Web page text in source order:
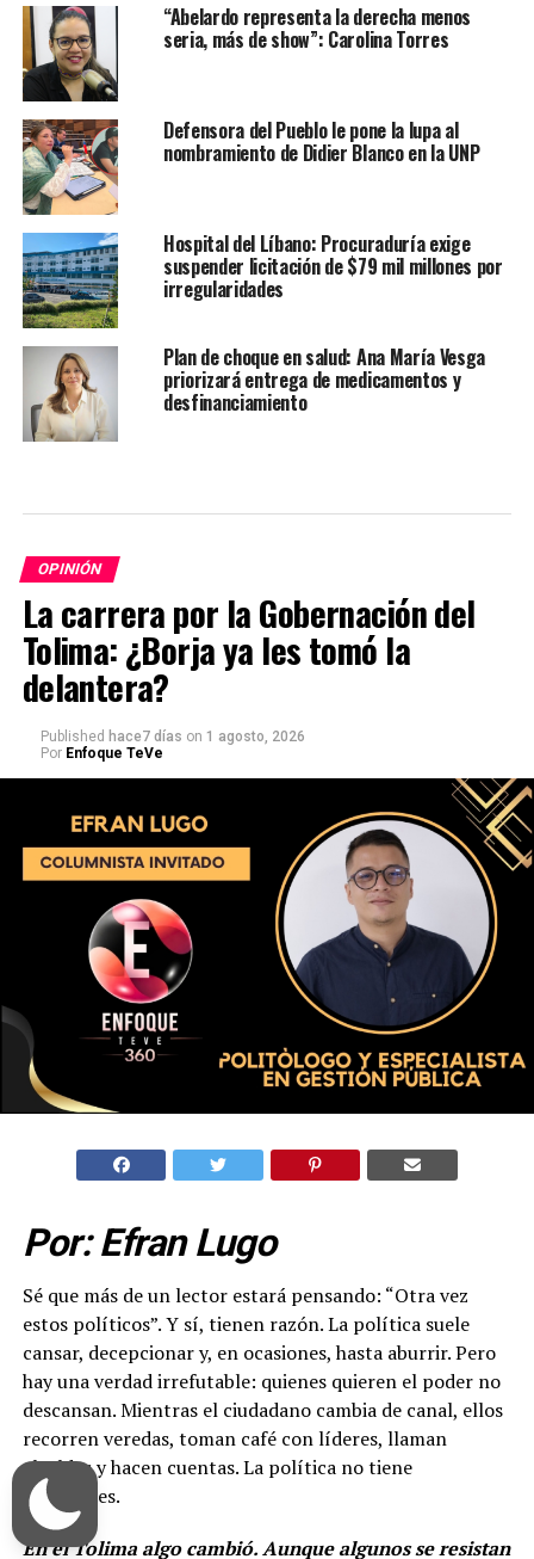
“Abelardo representa la derecha menos
seria, más de show”: Carolina Torres
Defensora del Pueblo le pone la lupa al
nombramiento de Didier Blanco en la UNP
Hospital del Líbano: Procuraduría exige
suspender licitación de $79 mil millones por
irregularidades
Plan de choque en salud: Ana María Vesga
priorizará entrega de medicamentos y
desfinanciamiento
OPINIÓN
La carrera por la Gobernación del
Tolima: ¿Borja ya les tomó la
delantera?
Published hace7 días on 1 agosto, 2026
Por Enfoque TeVe
Por: Efran Lugo
Sé que más de un lector estará pensando: “Otra vez
estos políticos”. Y sí, tienen razón. La política suele
cansar, decepcionar y, en ocasiones, hasta aburrir. Pero
hay una verdad irrefutable: quienes quieren el poder no
descansan. Mientras el ciudadano cambia de canal, ellos
recorren veredas, toman café con líderes, llaman
alcaldes y hacen cuentas. La política no tiene
vacaciones.
En el Tolima algo cambió. Aunque algunos se resistan